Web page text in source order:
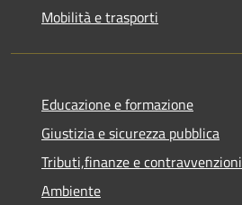
Mobilità e trasporti
Educazione e formazione
Giustizia e sicurezza pubblica
Tributi,finanze e contravvenzioni
Ambiente